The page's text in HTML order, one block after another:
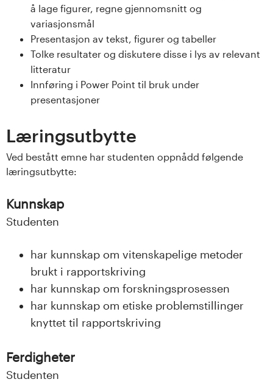
n
t
å lage figurer, regne gjennomsnitt og
variasjonsmål
Presentasjon av tekst, figurer og tabeller
Tolke resultater og diskutere disse i lys av relevant
litteratur
Innføring i Power Point til bruk under
presentasjoner
Læringsutbytte
Ved bestått emne har studenten oppnådd følgende
læringsutbytte:
Kunnskap
Studenten
har kunnskap om vitenskapelige metoder
brukt i rapportskriving
har kunnskap om forskningsprosessen
har kunnskap om etiske problemstillinger
knyttet til rapportskriving
Ferdigheter
Studenten